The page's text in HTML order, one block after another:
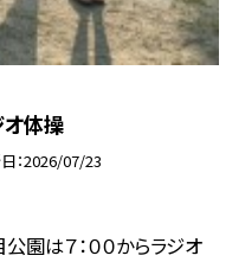
オ体操
2026/07/23
園は７：００からラジオ